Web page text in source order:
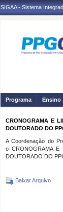
SIGAA - Sistema
Programa Ensino
CRONOGRAMA E
DOUTORADO DO
A Coordenação do
o CRONOGRAMA E
DOUTORADO DO
Baixar Arquivo